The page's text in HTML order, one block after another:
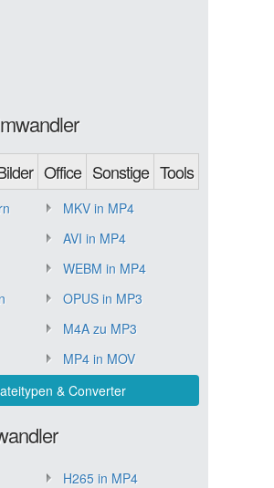
Office Sonstige Tools
MKV in MP4
AVI in MP4
WEBM in MP4
OPUS in MP3
M4A zu MP3
MP4 in MOV
& Converter
H265 in MP4